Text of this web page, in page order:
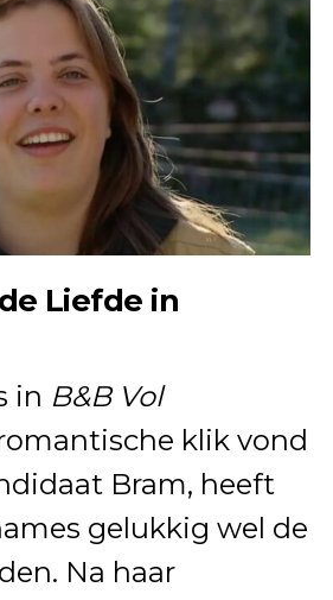
Liefde in
in B&B Vol
klik vond
Bram, heeft
gelukkig wel de
Na haar